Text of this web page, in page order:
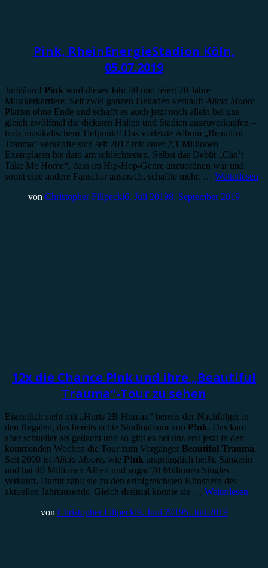
Pink, RheinEnergieStadion Köln,
05.07.2019
Jubiläum! Pink wird dieses Jahr 40 und feiert 20 Jahre
Musikerkarriere. Seit zwei ganzen Dekaden verkauft Alicia Moore
Platten ohne Ende und schafft es auch jetzt noch allein bei uns
gleich zwölfmal die dicksten Hallen und Stadien auszuverkaufen –
trotz musikalischem Tiefpunkt! Das vorletzte Album „Beautiful
Trauma“ verkaufte sich seit 2017 mit unter 2,1 Millionen
Exemplaren bis dato am schlechtesten. Selbst das Debüt „Can’t
Take Me Home“, dass im Hip-Hop-Genre anzuordnen war und
somit eine andere Fanschar ansprach, schaffte mehr. … Weiterlesen
von Christopher Filipecki6. Juli 20198. September 2019
12x die Chance P!nk und ihre „Beautiful
Trauma“-Tour zu sehen
Eigentlich steht mit „Hurts 2B Human“ bereits der Nachfolger in
den Regalen, das bereits achte Studioalbum von P!nk. Das kam
aber schneller als gedacht und so gibt es bei uns erst jetzt in den
kommenden Wochen die Tour zum Vorgänger Beautiful Trauma.
Seit 2000 ist Alicia Moore, wie P!nk ursprünglich heißt, Sängerin
und hat 40 Millionen Alben und sogar 70 Millionen Singles
verkauft. Damit zählt sie zu den erfolgreichsten Künstlern des
aktuellen Jahrtausends. Gleich dreimal konnte sie … Weiterlesen
von Christopher Filipecki9. Juni 20195. Juli 2019